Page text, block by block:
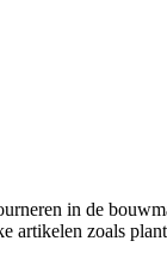
in de
artikelen zoals